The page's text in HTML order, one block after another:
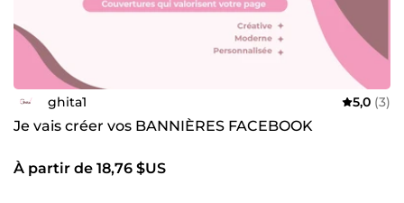
ghita1 5,0 (3)
Je vais créer vos BANNIÈRES FACEBOOK
À partir de 18,76 $US